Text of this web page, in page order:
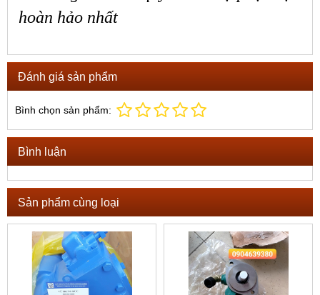
hoàn hảo nhất
Đánh giá sản phẩm
Bình chọn sản phẩm:
Bình luận
Sản phẩm cùng loại